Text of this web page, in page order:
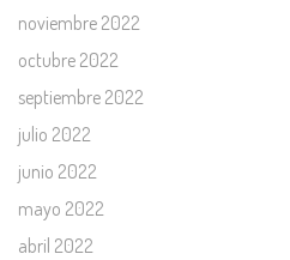
noviembre 2022
octubre 2022
septiembre 2022
julio 2022
junio 2022
mayo 2022
abril 2022